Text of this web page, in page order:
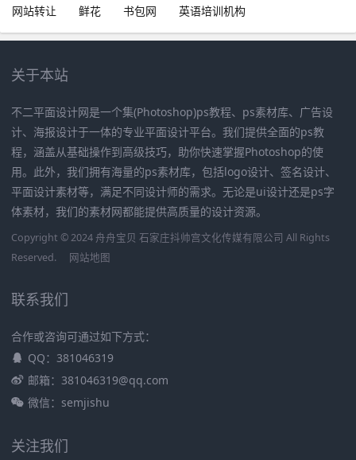
网站转让
鲜花 书包网 英语培训机构
关于本站
不二平面设计网是一个集(Photoshop)ps教程、ps素材库、广告设
计、海报设计于一体的专业平面设计平台。我们提供全面的ps教
程，涵盖从基础操作到高级技巧，助你快速掌握Photoshop的使
用。此外，我们拥有海量的ps素材库，包括logo设计、签名设计、
平面设计素材等，满足不同设计师的需求。无论是ui设计还是ps字
体素材，我们的素材网都能提供高质量的设计资源。
Copyright © 2024 舟舟宝贝 石家庄抖帅宫文化传媒有限公司 All Rights
Reserved.
网站地图
联系我们
合作或咨询可通过如下方式：
QQ：381046319
邮箱：381046319@qq.com
微信：semjishu
关注我们